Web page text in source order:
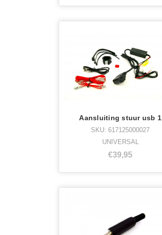
Aansluiting stuur usb 1
SKU: 617125000027
UNIVERSAL
€39,95